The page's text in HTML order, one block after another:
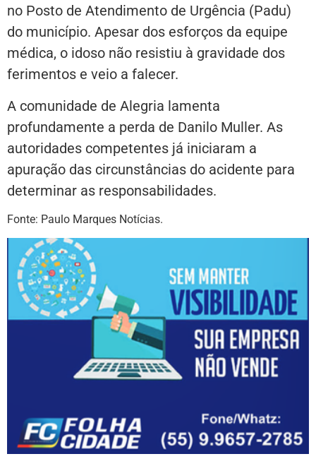
no Posto de Atendimento de Urgência (Padu)
do município. Apesar dos esforços da equipe
médica, o idoso não resistiu à gravidade dos
ferimentos e veio a falecer.
A comunidade de Alegria lamenta
profundamente a perda de Danilo Muller. As
autoridades competentes já iniciaram a
apuração das circunstâncias do acidente para
determinar as responsabilidades.
Fonte: Paulo Marques Notícias.